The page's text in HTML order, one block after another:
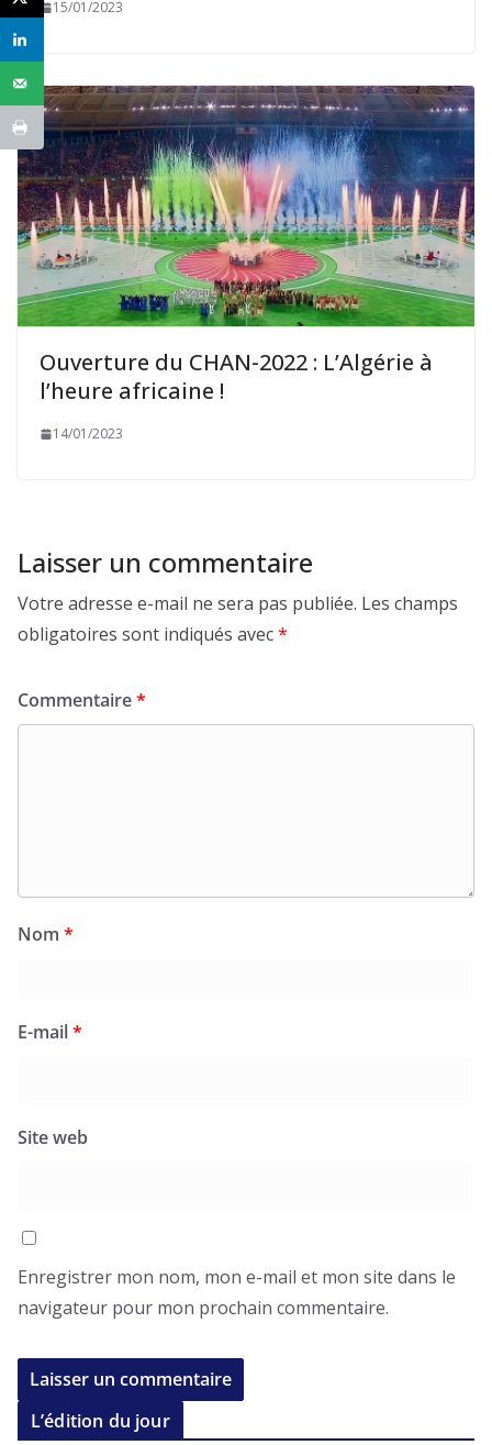
15/01/2023
Ouverture du CHAN-2022 : L’Algérie à
l’heure africaine !
14/01/2023
Laisser un commentaire
Votre adresse e-mail ne sera pas publiée. Les champs
obligatoires sont indiqués avec*
Commentaire*
Nom *
E-mail*
Site web
Enregistrer mon nom, mon e-mail et mon site dans le
navigateur pour mon prochain commentaire.
L’édition du jour